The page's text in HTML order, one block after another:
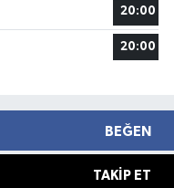
20:00
20:00
BEĞEN
TAKIP ET